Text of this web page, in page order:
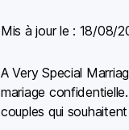
Mis à jour le : 18/08/
A Very Special
mariage
couples qui